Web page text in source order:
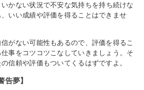
かない状況で不安な気持ちを持ち続けな
いい成績や評価を得ることはできませ
がない可能性もあるので、評価を得るこ
事をコツコツこなしていきましょう。そ
信頼や評価もついてくるはずですよ。
告夢】